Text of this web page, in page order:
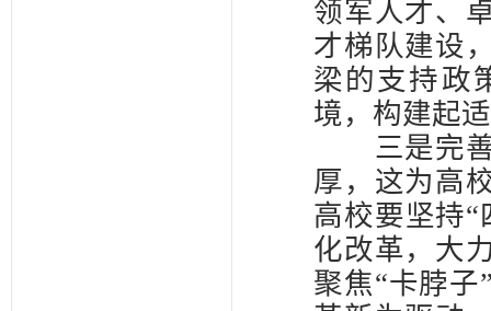
领军人才、
才梯队建设
梁的支持政
境，构建起
三是完善
厚，这为高
高校要坚持
化改革，大
聚焦“卡脖